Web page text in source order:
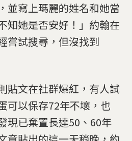
並寫上瑪麗的姓名和她當
知她是否安好！」約翰在
嘗試搜尋，但沒找到
貼文在社群爆紅，有人試
可以保存72年不壞，也
現已棄置長達50、60年